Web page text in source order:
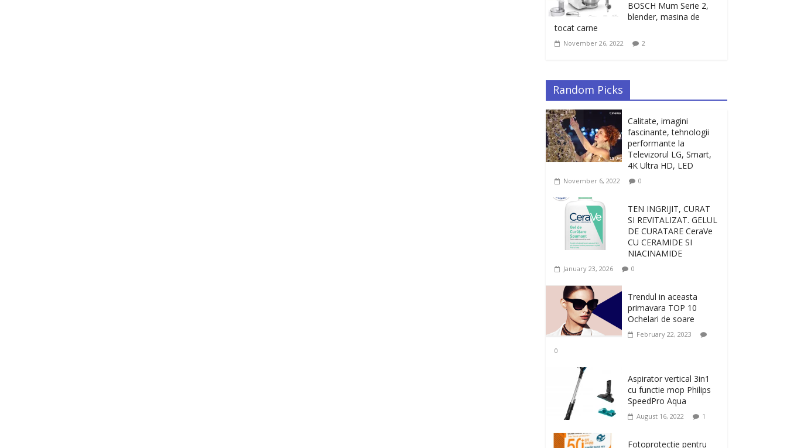
BOSCH Mum Serie 2,
blender, masina de
tocat carne
November 26, 2022 2
Random Picks
Calitate, imagini
fascinante, tehnologii
performante la
Televizorul LG, Smart,
4K Ultra HD, LED
November 6, 2022 0
TEN INGRIJIT, CURAT
SI REVITALIZAT. GELUL
DE CURATARE CeraVe
CU CERAMIDE SI
NIACINAMIDE
January 23, 2026 0
Trendul in aceasta
primavara TOP 10
Ochelari de soare
February 22, 2023
0
Aspirator vertical 3in1
cu functie mop Philips
SpeedPro Aqua
August 16, 2022 1
Fotoprotectie pentru